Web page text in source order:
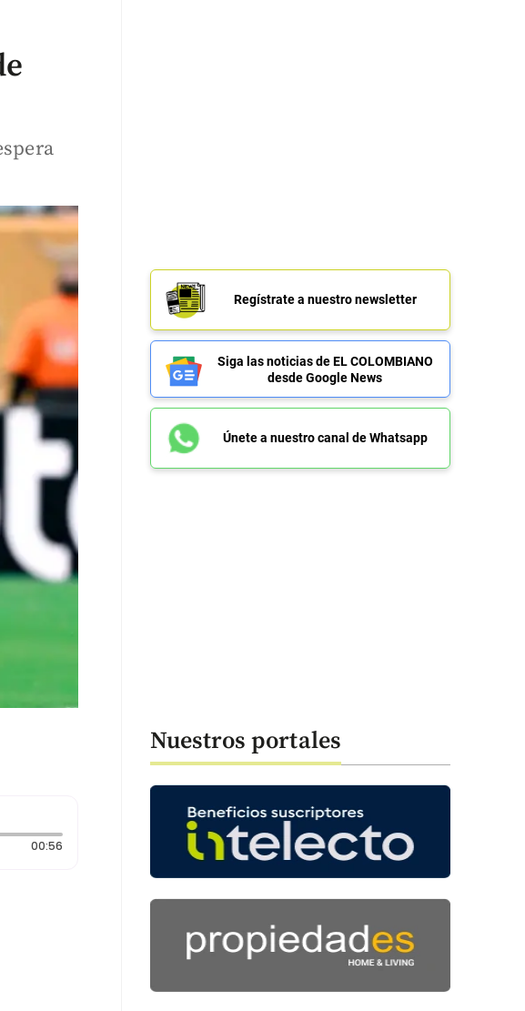
00:56Duración: 56 segundos
Regístrate a nuestro newsletter
Siga las noticias de EL COLOMBIANO
desde Google News
Únete a nuestro canal de Whatsapp
Nuestros portales